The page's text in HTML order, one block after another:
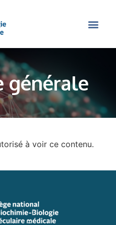
générale
à voir ce contenu.